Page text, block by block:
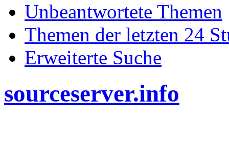
Unbeantwortete Themen
Themen der letzten 24
Erweiterte Suche
sourceserver.info